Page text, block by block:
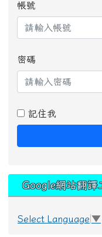
帳號
密碼
記住我
Google網站翻譯
Select Language ▼